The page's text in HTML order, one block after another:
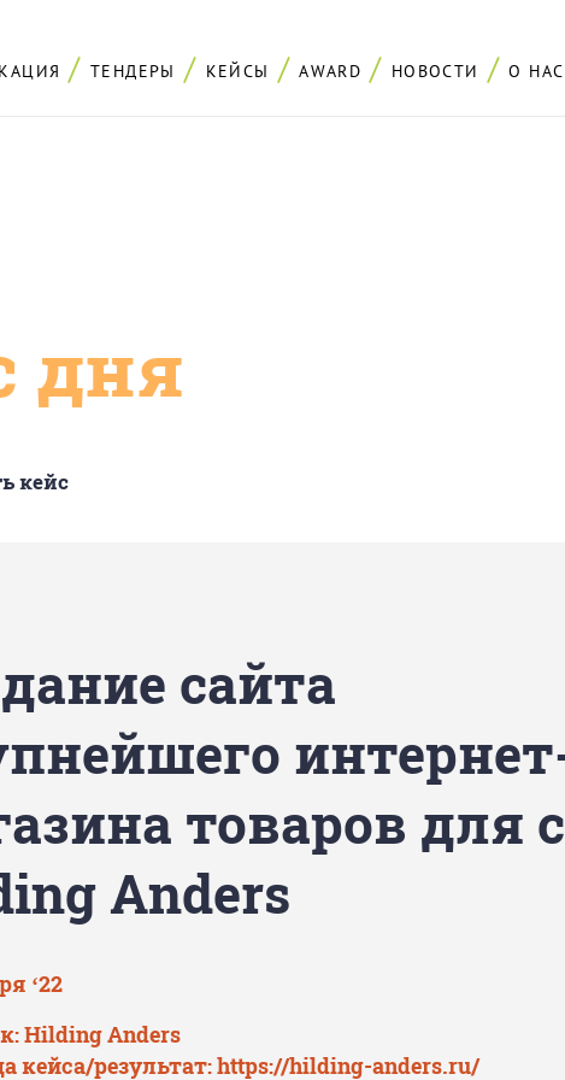
ТЕНДЕРЫ КЕЙСЫ AWARD НОВОСТИ О НАС
дня
кейс
сайта
товаров для
Anders
‘22
Hilding Anders
кейса/результат:https://hilding-anders.ru/